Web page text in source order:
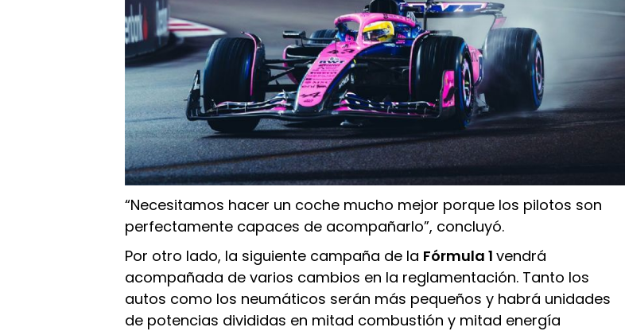
“Necesitamos hacer un coche mucho mejor porque los pilotos son
perfectamente capaces de acompañarlo”, concluyó.
Por otro lado, la siguiente campaña de la Fórmula 1 vendrá
acompañada de varios cambios en la reglamentación. Tanto los
autos como los neumáticos serán más pequeños y habrá unidades
de potencias divididas en mitad combustión y mitad energía